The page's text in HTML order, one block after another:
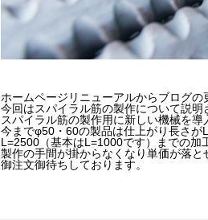
ホームページリニューアルからブログ
今回はスパイラル筋の製作について説明
スパイラル筋の製作用に新しい機械を導
今までφ50・60の製品は仕上がり長さが
L=2500（基本はL=1000です）までの加
製作の手間が掛からなくなり単価が落
御注文御待ちしております。